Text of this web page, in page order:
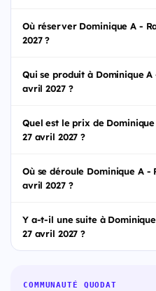
Où réserver Dominique A -
2027 ?
Qui se produit à Dominique
avril 2027 ?
Quel est le prix de
27 avril 2027 ?
Où se déroule Dominique A -
avril 2027 ?
Y a-t-il une suite à
27 avril 2027 ?
COMMUNAUTÉ QUODAT